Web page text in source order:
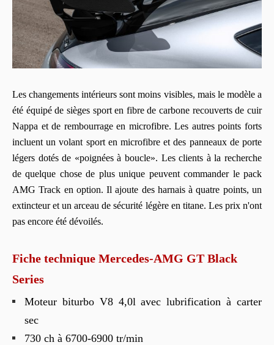
Les changements intérieurs sont moins visibles, mais le modèle a
été équipé de sièges sport en fibre de carbone recouverts de cuir
Nappa et de rembourrage en microfibre. Les autres points forts
incluent un volant sport en microfibre et des panneaux de porte
légers dotés de «poignées à boucle». Les clients à la recherche
de quelque chose de plus unique peuvent commander le pack
AMG Track en option. Il ajoute des harnais à quatre points, un
extincteur et un arceau de sécurité légère en titane. Les prix n'ont
pas encore été dévoilés.
Fiche technique Mercedes-AMG GT Black
Series
Moteur biturbo V8 4,0l avec lubrification à carter
sec
730 ch à 6700-6900 tr/min